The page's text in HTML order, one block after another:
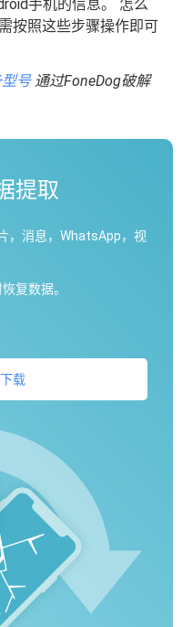
手机的信息。 怎么
按照这些步骤操作即可
号通过FoneDog破解
提取
，消息，WhatsApp，视
复数据。
载